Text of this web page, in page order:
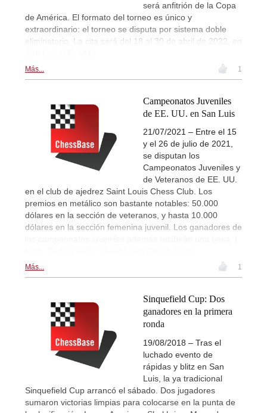
será anfitrión de la Copa
de América. El formato del torneo es único y
extraordinario: el torneo se disputa por sistema doble
eliminatorio. La cita será del 18 al 30 de abril de 2022, en
Más... 1
Campeonatos Juveniles
de EE. UU. en San Luis
21/07/2021 – Entre el 15
y el 26 de julio de 2021,
se disputan los
Campeonatos Juveniles y
de Veteranos de EE. UU.
en el club de ajedrez Saint Louis Chess Club. Los
premios en metálico son bastante notables: 50.000
dólares en la sección de veteranos, y hasta 10.000
dólares en la sección femenina juvenil. Los ganadores de
Más... 1
Sinquefield Cup: Dos
ganadores en la primera
ronda
19/08/2018 – Tras el
luchado evento de
rápidas y blitz en San
Luis, la ya tradicional
Sinquefield Cup arrancó el sábado. Dos jugadores
sumaron victorias limpias para colocarse en la punta de